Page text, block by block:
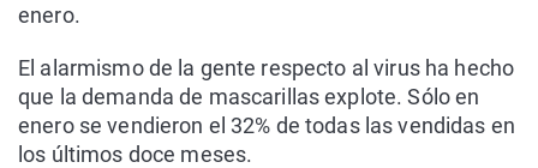
enero.
El alarmismo de la gente respecto al virus ha hecho
que la demanda de mascarillas explote. Sólo en
enero se vendieron el 32% de todas las vendidas en
los últimos doce meses.